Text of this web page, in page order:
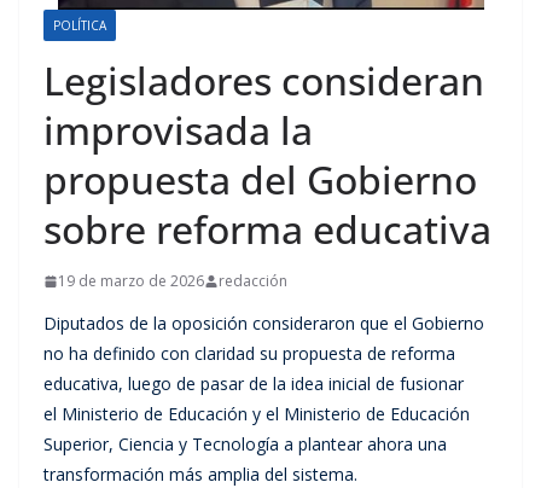
POLÍTICA
Legisladores consideran
improvisada la
propuesta del Gobierno
sobre reforma educativa
19 de marzo de 2026 redacción
Diputados de la oposición consideraron que el Gobierno
no ha definido con claridad su propuesta de reforma
educativa, luego de pasar de la idea inicial de fusionar
el Ministerio de Educación y el Ministerio de Educación
Superior, Ciencia y Tecnología a plantear ahora una
transformación más amplia del sistema.